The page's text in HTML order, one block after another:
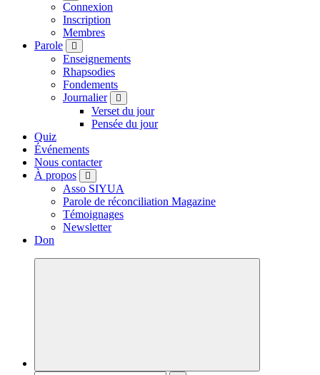
Connexion
Inscription
Membres
Parole
Enseignements
Rhapsodies
Fondements
Journalier
Verset du jour
Pensée du jour
Quiz
Événements
Nous contacter
À propos
Asso SIYUA
Parole de réconciliation Magazine
Témoignages
Newsletter
Don